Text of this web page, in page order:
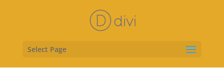
Select Page